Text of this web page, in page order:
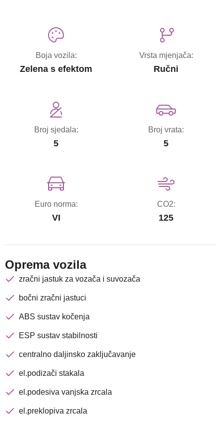
Boja vozila:
Zelena s efektom
Vrsta mjenjača:
Ručni
Broj sjedala:
5
Broj vrata:
5
Euro norma:
VI
CO2:
125
Oprema vozila
zračni jastuk za vozača i suvozača
bočni zračni jastuci
ABS sustav kočenja
ESP sustav stabilnosti
centralno daljinsko zaključavanje
el.podizači stakala
el.podesiva vanjska zrcala
el.preklopiva zrcala